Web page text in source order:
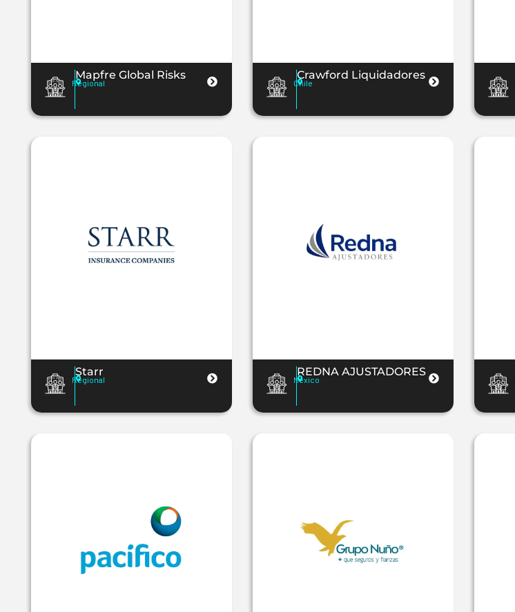
Mapfre Global Risks
Regional
Crawford Liquidadores
Chile
Starr
Regional
REDNA AJUSTADORES
Mexico